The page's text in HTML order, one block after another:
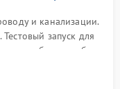
и канализации.
запуск для
или сбоев в работе